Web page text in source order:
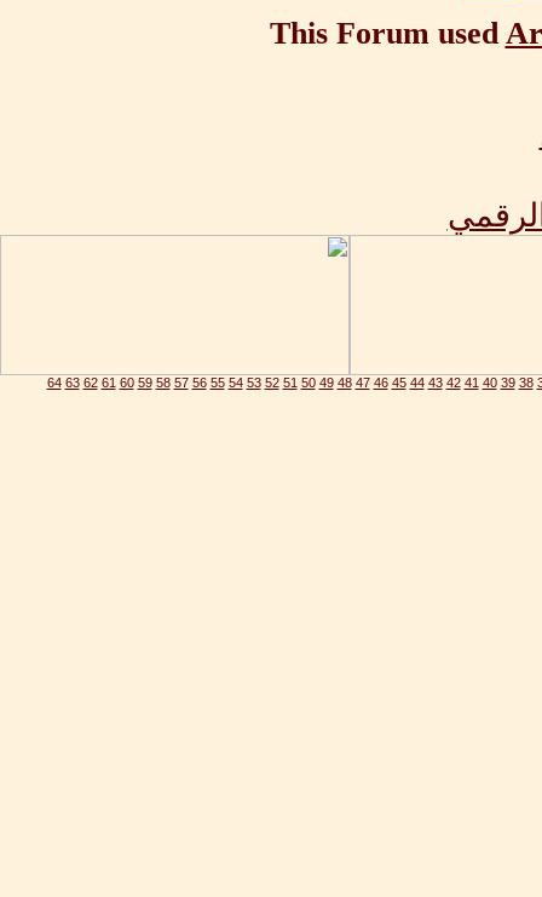
This Forum used
38
39
40
41
42
43
44
45
46
47
48
49
50
51
52
53
54
55
56
57
58
59
60
61
62
63
64